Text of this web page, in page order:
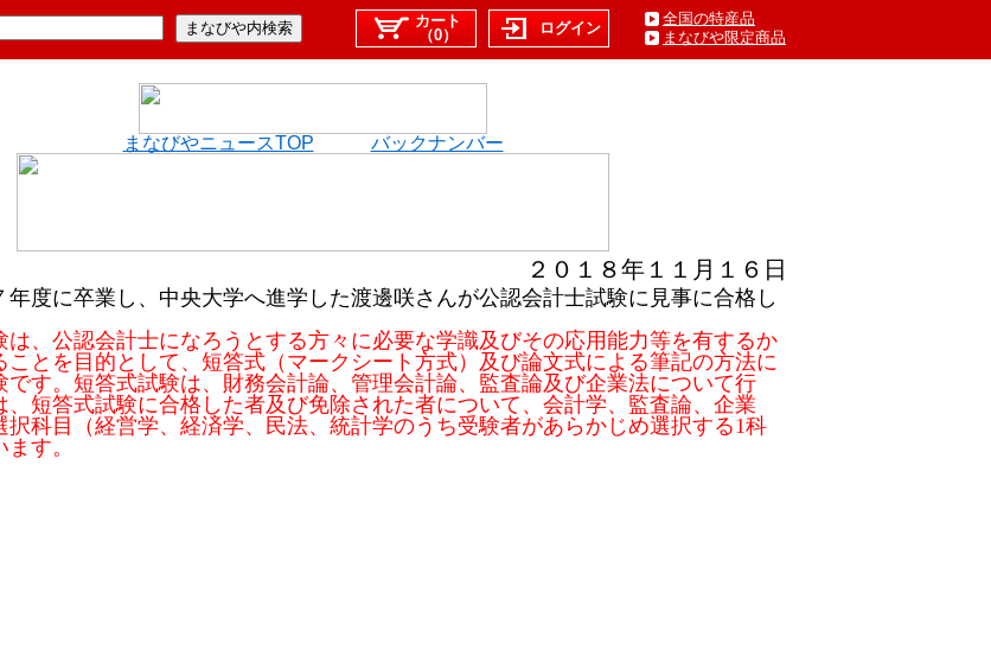
カート
（0）
ログイン
全国の特産品
まなびや限定商品
まなびやニュースTOP バックナンバー
２０１８年１１月１６日
度に卒業し、中央大学へ進学した渡邊咲さんが公認会計士試験に見事に合格し
、公認会計士になろうとする方々に必要な学識及びその応用能力等を有するか
ことを目的として、短答式（マークシート方式）及び論文式による筆記の方法に
です。短答式試験は、財務会計論、管理会計論、監査論及び企業法について行
、短答式試験に合格した者及び免除された者について、会計学、監査論、企業
択科目（経営学、経済学、民法、統計学のうち受験者があらかじめ選択する1科
す。